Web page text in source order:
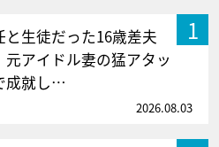
1
と生徒だった16歳差夫
元アイドル妻の猛アタッ
成就し…
2026.08.03